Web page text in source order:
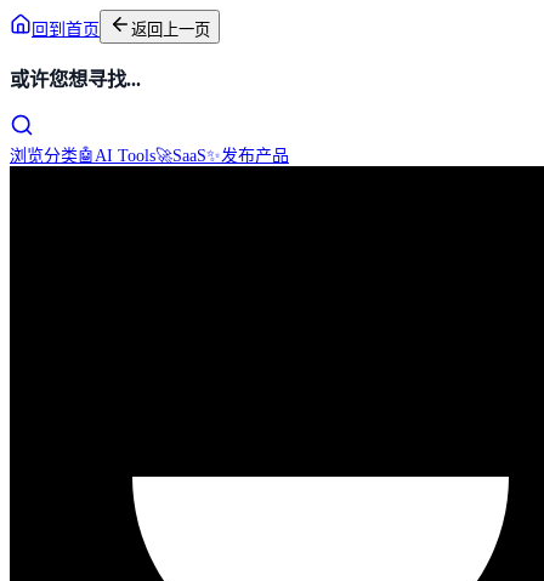
回到首页 返回上一页
或许您想寻找...
浏览分类🤖 AI Tools🚀SaaS✨发布产品